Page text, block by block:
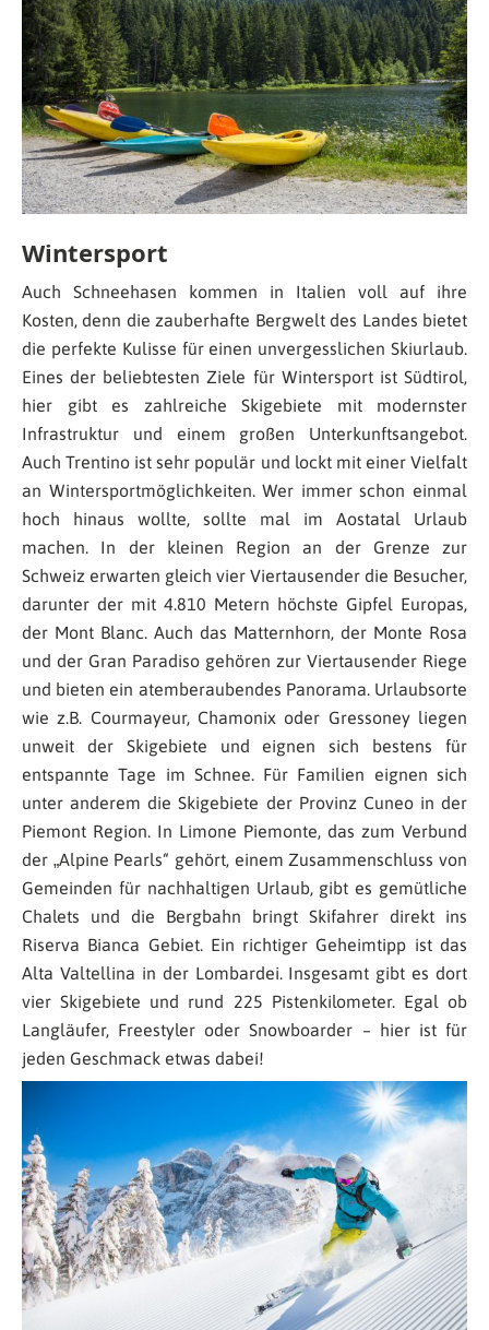
Wintersport
Auch Schneehasen kommen in Italien voll auf ihre
Kosten, denn die zauberhafte Bergwelt des Landes bietet
die perfekte Kulisse für einen unvergesslichen Skiurlaub.
Eines der beliebtesten Ziele für Wintersport ist Südtirol,
hier gibt es zahlreiche Skigebiete mit modernster
Infrastruktur und einem großen Unterkunftsangebot.
Auch Trentino ist sehr populär und lockt mit einer Vielfalt
an Wintersportmöglichkeiten. Wer immer schon einmal
hoch hinaus wollte, sollte mal im Aostatal Urlaub
machen. In der kleinen Region an der Grenze zur
Schweiz erwarten gleich vier Viertausender die Besucher,
darunter der mit 4.810 Metern höchste Gipfel Europas,
der Mont Blanc. Auch das Matternhorn, der Monte Rosa
und der Gran Paradiso gehören zur Viertausender Riege
und bieten ein atemberaubendes Panorama. Urlaubsorte
wie z.B. Courmayeur, Chamonix oder Gressoney liegen
unweit der Skigebiete und eignen sich bestens für
entspannte Tage im Schnee. Für Familien eignen sich
unter anderem die Skigebiete der Provinz Cuneo in der
Piemont Region. In Limone Piemonte, das zum Verbund
der „Alpine Pearls“ gehört, einem Zusammenschluss von
Gemeinden für nachhaltigen Urlaub, gibt es gemütliche
Chalets und die Bergbahn bringt Skifahrer direkt ins
Riserva Bianca Gebiet. Ein richtiger Geheimtipp ist das
Alta Valtellina in der Lombardei. Insgesamt gibt es dort
vier Skigebiete und rund 225 Pistenkilometer. Egal ob
Langläufer, Freestyler oder Snowboarder – hier ist für
jeden Geschmack etwas dabei!